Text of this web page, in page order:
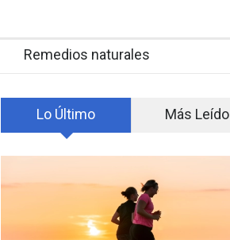
Remedios naturales
Lo Último Más Leído